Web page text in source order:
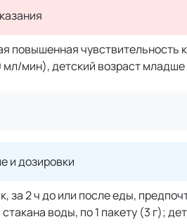
повышенная
мл/мин), детский возраст младше
и дозировки
за 2 ч до или после еды,
воды, по 1 пакету (3 г);